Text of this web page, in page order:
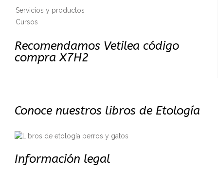
Servicios y productos
Cursos
Recomendamos Vetilea código
compra X7H2
Conoce nuestros libros de Etología
Información legal